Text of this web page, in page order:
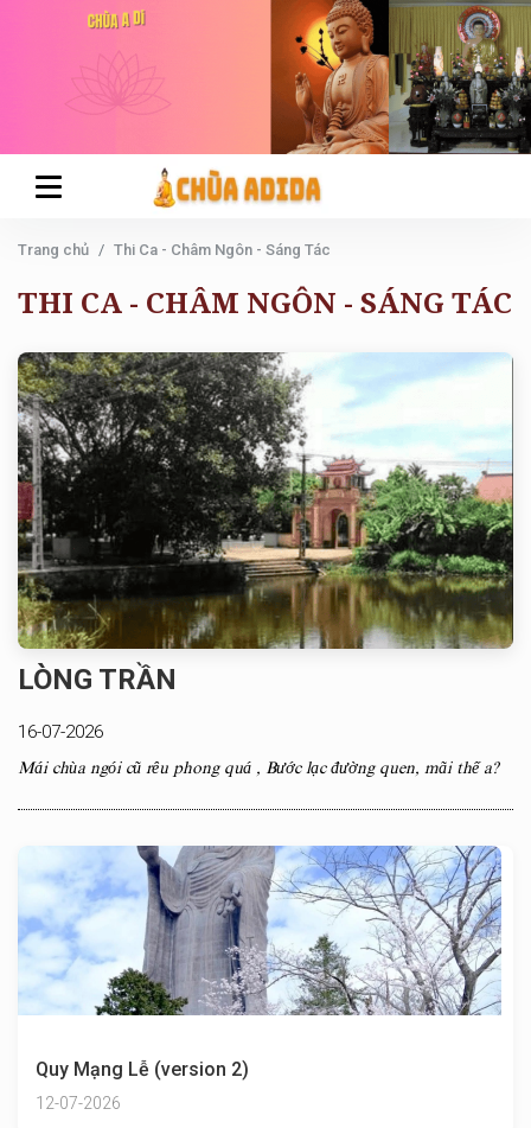
Trang chủ Thi Ca - Châm Ngôn - Sáng Tác
THI CA - CHÂM NGÔN - SÁNG TÁC
LÒNG TRẦN
16-07-2026
Mái chùa ngói cũ rêu phong quá , Bước lạc đường quen, mãi thế a?
Quy Mạng Lễ (version 2)
12-07-2026